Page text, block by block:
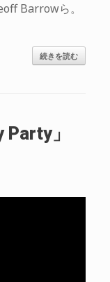
Barrowら。
続きを読む
」